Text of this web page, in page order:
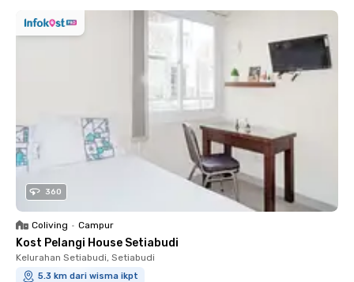
360
Coliving • Campur
Kost Pelangi House Setiabudi
Kelurahan Setiabudi, Setiabudi
5.3 km dari wisma ikpt